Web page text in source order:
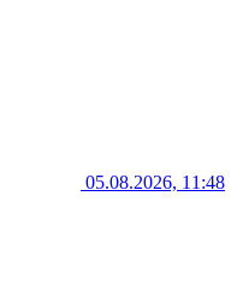
05.08.2026, 11:48